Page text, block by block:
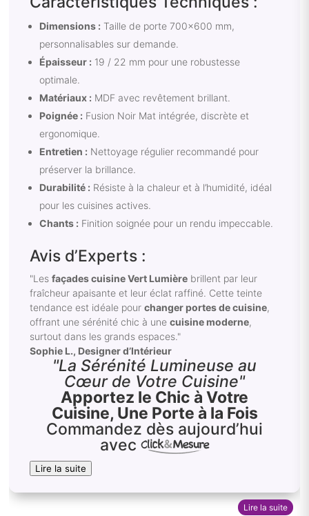
Dimensions : Taille de porte 700x600 mm,
personnalisables sur demande.
Épaisseur : 19 / 22 mm pour une robustesse
optimale.
Matériaux : MDF avec revêtement brillant.
Poignée : Fusion Noir Mat intégrée, discrète et
ergonomique.
Entretien : Nettoyage régulier recommandé pour
préserver la brillance.
Durabilité : Résiste à la chaleur et à l’humidité, idéal
pour les cuisines actives.
Chants : Finition soignée pour un rendu impeccable.
Avis d’Experts :
"Lesfaçades cuisine Vert Lumière brillent par leur
fraîcheur apaisante et leur éclat raffiné. Cette teinte
tendance est idéale pourchanger portes de cuisine,
offrant une sérénité chic à unecuisine moderne,
surtout dans les grands espaces."
Sophie L., Designer d’Intérieur
"La Sérénité Lumineuse au
Cœur de Votre Cuisine"
Apportez le Chic à Votre
Cuisine, Une Porte à la Fois
Commandez dès aujourd’hui
avec
Lire la suite
Lire la suite